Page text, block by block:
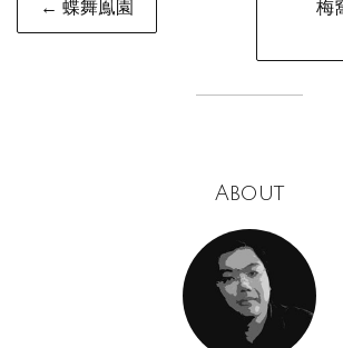
navigation
← 蝶舞鳯園
梅
About